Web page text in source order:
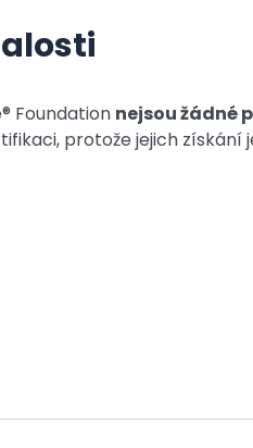
Foundation nejsou žádné
protože jejich